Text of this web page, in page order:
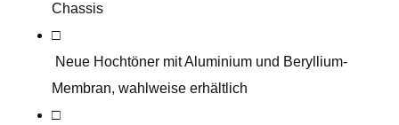
Chassis
□
Neue Hochtöner mit Aluminium und Beryllium-
Membran, wahlweise erhältlich
□